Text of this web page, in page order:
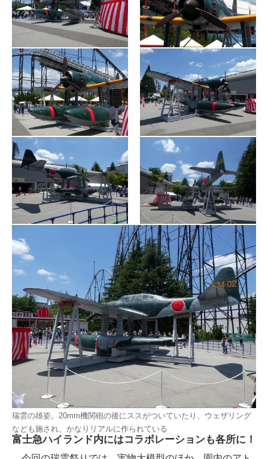
瑞雲の雄姿。20mm機関砲の後にススがついていたり、ウェザリング
なども施され、かなりリアルに作られている
富士急ハイランド内にはコラボレーションも各所に！